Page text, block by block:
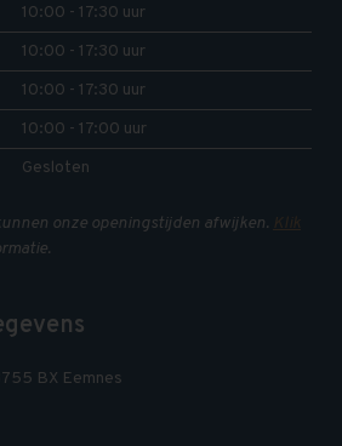
10:00 - 17:30 uur
10:00 - 17:30 uur
10:00 - 17:30 uur
10:00 - 17:00 uur
Gesloten
onze openingstijden afwijken. Klik
BX Eemnes